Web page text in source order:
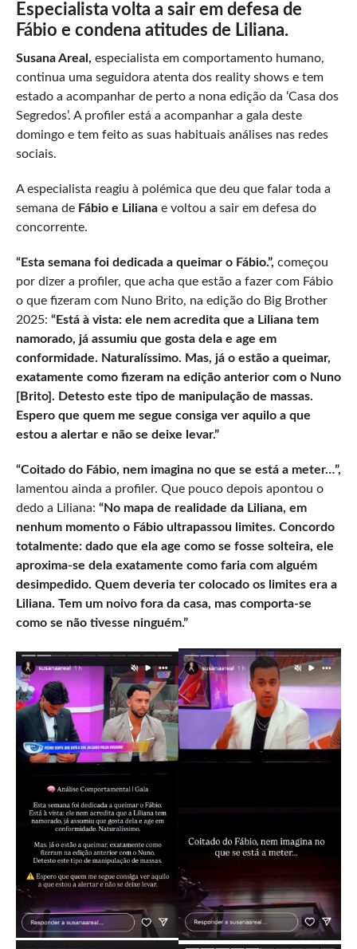
Especialista volta a sair em defesa de
Fábio e condena atitudes de Liliana.
Susana Areal, especialista em comportamento humano,
continua uma seguidora atenta dos reality shows e tem
estado a acompanhar de perto a nona edição da ‘Casa dos
Segredos’. A profiler está a acompanhar a gala deste
domingo e tem feito as suas habituais análises nas redes
sociais.
A especialista reagiu à polémica que deu que falar toda a
semana de Fábio e Lilianae voltou a sair em defesa do
concorrente.
“Esta semana foi dedicada a queimar o Fábio.”, começou
por dizer a profiler, que acha que estão a fazer com Fábio
o que fizeram com Nuno Brito, na edição do Big Brother
2025: “Está à vista: ele nem acredita que a Liliana tem
namorado, já assumiu que gosta dela e age em
conformidade. Naturalíssimo. Mas, já o estão a queimar,
exatamente como fizeram na edição anterior com o Nuno
[Brito]. Detesto este tipo de manipulação de massas.
Espero que quem me segue consiga ver aquilo a que
estou a alertar e não se deixe levar.”
“Coitado do Fábio, nem imagina no que se está a meter…”,
lamentou ainda a profiler. Que pouco depois apontou o
dedo a Liliana: “No mapa de realidade da Liliana, em
nenhum momento o Fábio ultrapassou limites. Concordo
totalmente: dado que ela age como se fosse solteira, ele
aproxima-se dela exatamente como faria com alguém
desimpedido. Quem deveria ter colocado os limites era a
Liliana. Tem um noivo fora da casa, mas comporta-se
como se não tivesse ninguém.”